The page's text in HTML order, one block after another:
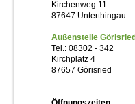
Kirchenweg 11
87647 Unterthingau
Außenstelle Görisried
Tel.: 08302 - 342
Kirchplatz 4
87657 Görisried